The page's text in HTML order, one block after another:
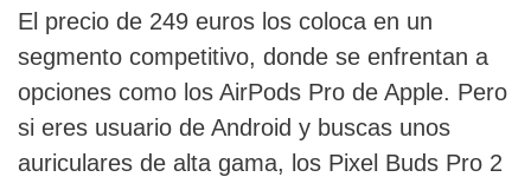
El precio de 249 euros los coloca en un
segmento competitivo, donde se enfrentan a
opciones como los AirPods Pro de Apple. Pero
si eres usuario de Android y buscas unos
auriculares de alta gama, los Pixel Buds Pro 2